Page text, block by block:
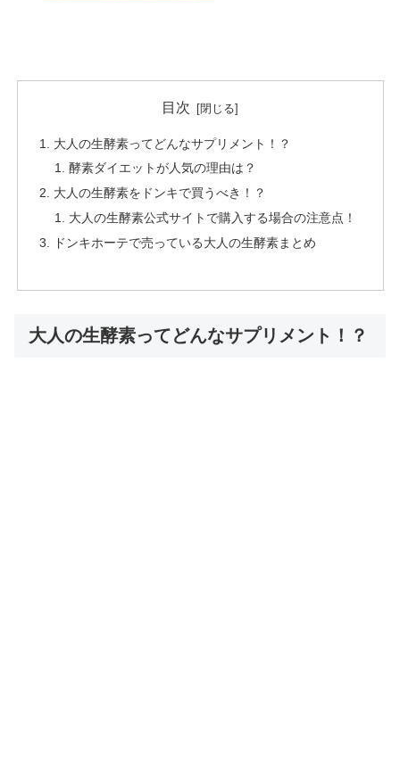
目次
大人の生酵素ってどんなサプリメント！？
酵素ダイエットが人気の理由は？
大人の生酵素をドンキで買うべき！？
大人の生酵素公式サイトで購入する場合の注意点！
ドンキホーテで売っている大人の生酵素まとめ
大人の生酵素ってどんなサプリメント！？